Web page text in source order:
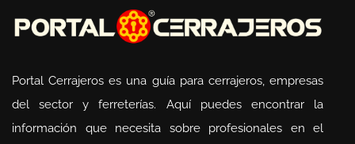
Portal Cerrajeros es una guía para cerrajeros, empresas
del sector y ferreterías. Aquí puedes encontrar la
información que necesita sobre profesionales en el